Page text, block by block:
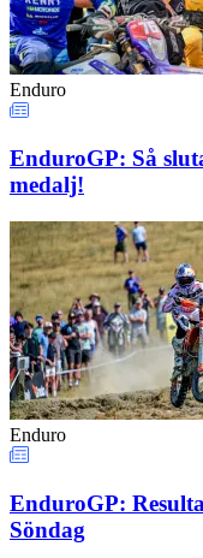
Enduro
EnduroGP: Så
medalj!
Enduro
EnduroGP:
Söndag